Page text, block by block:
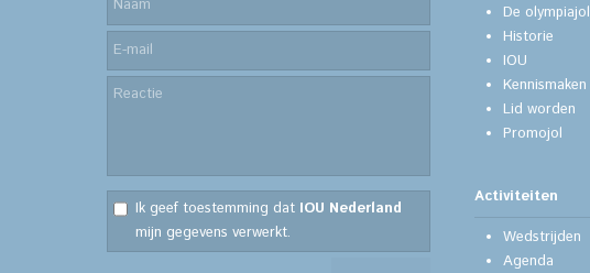
Ik geef toestemming dat IOU Nederland
mijn gegevens verwerkt.
De olympiajol
Historie
IOU
Kennismaken
Lid worden
Promojol
Activiteiten
Wedstrijden
Agenda